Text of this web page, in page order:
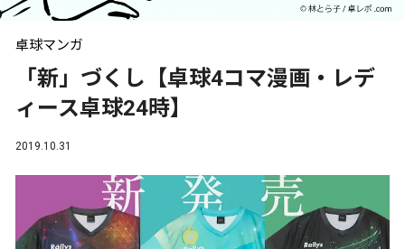
卓球マンガ
「新」づくし【卓球4コマ漫画・レデ
ィース卓球24時】
2019.10.31